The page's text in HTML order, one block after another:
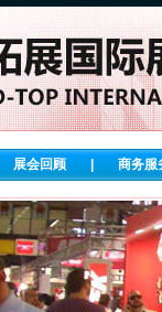
展会回顾 商务服